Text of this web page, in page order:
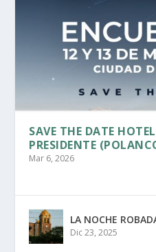
SAVE THE DATE
PRESIDENTE
Mar 6, 2026
LA NOCHE
Dic 23, 2025